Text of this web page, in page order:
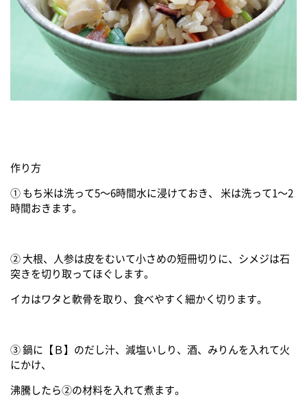
作り方
① もち米は洗って5～6時間水に浸けておき、 米は洗って1～2
時間おきます。
② 大根、人参は皮をむいて小さめの短冊切りに、シメジは石
突きを切り取ってほぐします。
イカはワタと軟骨を取り、食べやすく細かく切ります。
③ 鍋に【Ｂ】のだし汁、減塩いしり、酒、みりんを入れて火
にかけ、
沸騰したら②の材料を入れて煮ます。